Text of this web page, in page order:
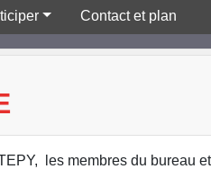
Contact et plan
les membres du bureau et